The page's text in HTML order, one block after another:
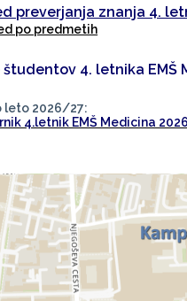
preverjanja znanja 4.
po predmetih
študentov 4. letnika EMŠ
leto 2026/27:
4.letnik EMŠ Medicina